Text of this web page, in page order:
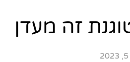
זה מעדן